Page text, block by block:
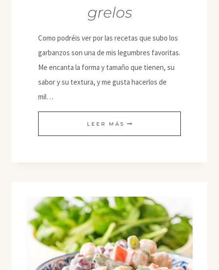
grelos
Como podréis ver por las recetas que subo los
garbanzos son una de mis legumbres favoritas.
Me encanta la forma y tamaño que tienen, su
sabor y su textura, y me gusta hacerlos de
mil…
LEER MÁS GARBANZOS
CON